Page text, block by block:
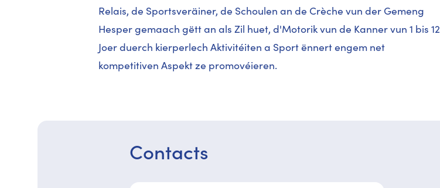
Relais, de Sportsveräiner, de Schoulen an de Crèche vun der Gemeng
Hesper gemaach gëtt an als Zil huet, d'Motorik vun de Kanner vun 1 bis 12
Joer duerch kierperlech Aktivitéiten a Sport ënnert engem net
kompetitiven Aspekt ze promovéieren.
Contacts